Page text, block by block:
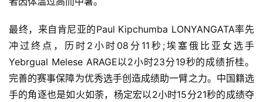
最终，来自肯尼亚的Paul Kipchumba LONYANGATA率先
冲过终点，历时2小时08分11秒;埃塞俄比亚女选手
Yebrgual Melese ARAGE以2小时23分19秒的成绩折桂。
完善的赛事保障为优秀选手创造成绩助一臂之力。中国籍选
手的角逐也是如火如荼，杨定宏以2小时15分21秒的成绩夺